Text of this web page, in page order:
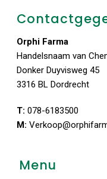
Orphi Farma
Handelsnaam van
Donker Duyvisweg 45
3316 BL Dordrecht
T: 078-6183500
M:
Menu